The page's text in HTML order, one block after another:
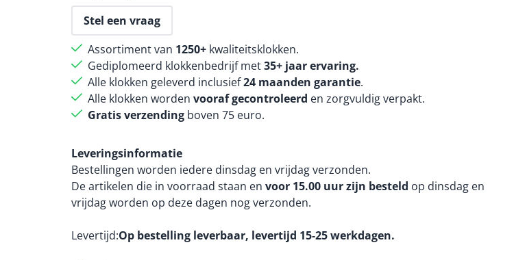
Stel een vraag
Assortiment van 1250+kwaliteitsklokken.
Gediplomeerd klokkenbedrijf met35+ jaar ervaring.
Alle klokken geleverd inclusief24 maanden garantie.
Alle klokken worden vooraf gecontroleerd en zorgvuldig verpakt.
Gratis verzendingboven 75 euro.
Leveringsinformatie
Bestellingen worden iedere dinsdag en vrijdag verzonden.
De artikelen die in voorraad staan en voor 15.00 uur zijn besteld op dinsdag en
vrijdag worden op deze dagen nog verzonden.
Levertijd Op bestelling leverbaar, levertijd 15-25 werkdagen.